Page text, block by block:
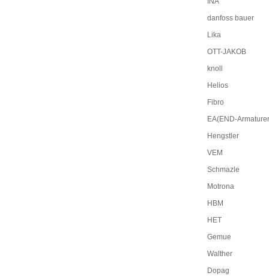
danfoss bauer
Lika
OTT-JAKOB
knoll
Helios
Fibro
EA(END-
Hengstler
VEM
Schmazle
Motrona
HBM
HET
Gemue
Walther
Dopag